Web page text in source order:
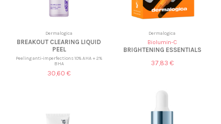
Dermalogica
BREAKOUT CLEARING LIQUID
PEEL
Peeling anti-imperfections 10% AHA + 2%
BHA
30,60 €
Dermalogica
Biolumin-C
BRIGHTENING ESSENTIALS
37,83 €